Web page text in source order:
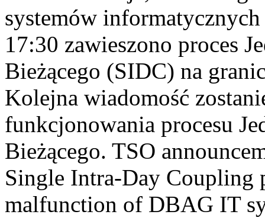
systemów
17:30 zawieszono proces
Bieżącego (SIDC) na
Kolejna wiadomość
funkcjonowania procesu
Bieżącego. TSO
Single Intra-Day Coupling
malfunction of DBAG IT